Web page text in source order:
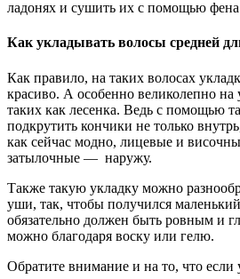
ладонях и сушить их с помощью
Как укладывать волосы средней
Как правило, на таких волосах
красиво. А особенно великолепно
таких как лесенка. Ведь с помощью
подкрутить кончики не только
как сейчас модно, лицевые и
затылочные — наружу.
Также такую укладку можно
уши, так, чтобы получился
обязательно должен быть ровным и
можно благодаря воску или гелю.
Обратите внимание и на то, что если